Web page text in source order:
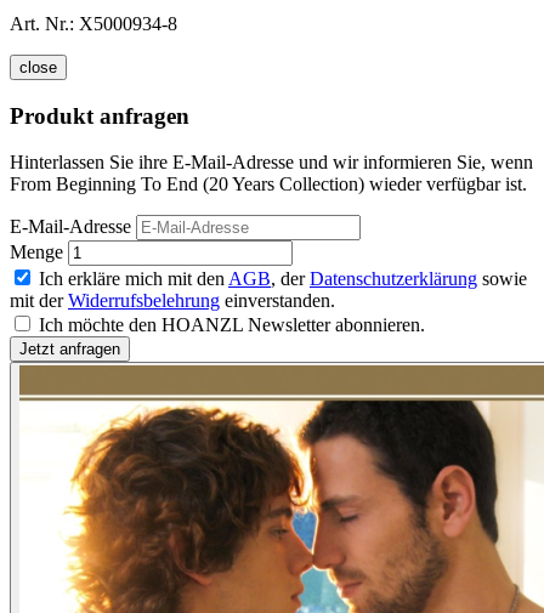
Art. Nr.: X5000934-8
close
Produkt anfragen
Hinterlassen Sie ihre E-Mail-Adresse und wir informieren Sie, wenn
From Beginning To End (20 Years Collection) wieder verfügbar ist.
E-Mail-Adresse
Menge
Ich erkläre mich mit den AGB, derDatenschutzerklärung sowie
mit derWiderrufsbelehrung einverstanden.
Ich möchte den HOANZL Newsletter abonnieren.